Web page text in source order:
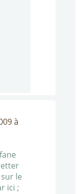
à
le
ici ;